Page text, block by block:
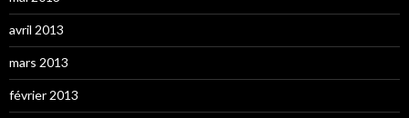
avril 2013
mars 2013
février 2013